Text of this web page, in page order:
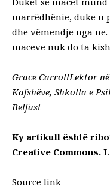
marrëdhënie, duke u
dhe vëmendje nga
maceve nuk do ta
Grace CarrollLektor
Kafshëve, Shkolla e
Belfast
Ky artikull është
Creative Commons.
Source link